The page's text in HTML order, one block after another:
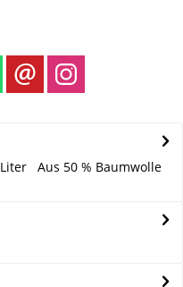
Aus 50 % Baumwolle